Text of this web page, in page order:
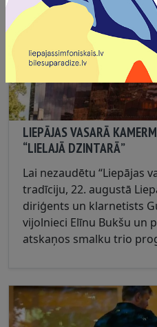
LIEPĀJAS VASARĀ
“LIELAJĀ DZINTARĀ”
Lai nezaudētu “Liepājas
tradīciju, 22. augustā
diriģents un klarnetists
vijolnieci Elīnu Bukšu un
atskaņos smalku trio